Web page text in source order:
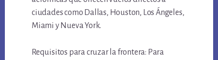
ciudades como Dallas, Houston, Los Ángeles,
Miami y Nueva York.
Requisitos para cruzar la frontera: Para